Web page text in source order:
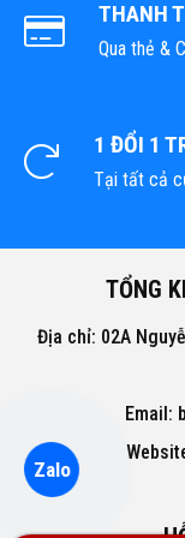
THANH
Qua thẻ &
1 ĐỔI 1
Tại tất cả
TỔNG
Địa chỉ: 02A
Email:
Zalo